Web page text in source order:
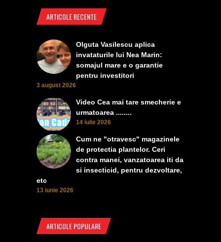
ARTICOLE RECENTE
Olguta Vasilescu aplica
invataturile lui Nea Marin:
somajul mare e o garantie
pentru investitori
3 august 2026
Video Cea mai tare smecherie e
urmatoarea ........
14 iulie 2026
Cum ne "otravesc" magazinele
de protectia plantelor. Ceri
contra manei, vanzatoarea iti da
si insecticid, pentru dezvoltare,
etc
13 iunie 2026
ARTICOLE POPULARE